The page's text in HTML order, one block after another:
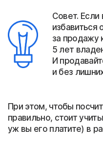
Совет. Если
избавиться
за продажу
5 лет
И
и без
При этом, чтобы
правильно, стоит
уж вы его платите) в